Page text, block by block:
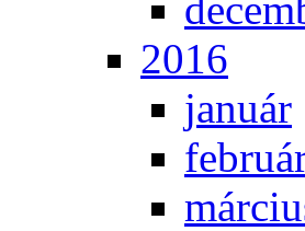
2016
ja­nu­ár